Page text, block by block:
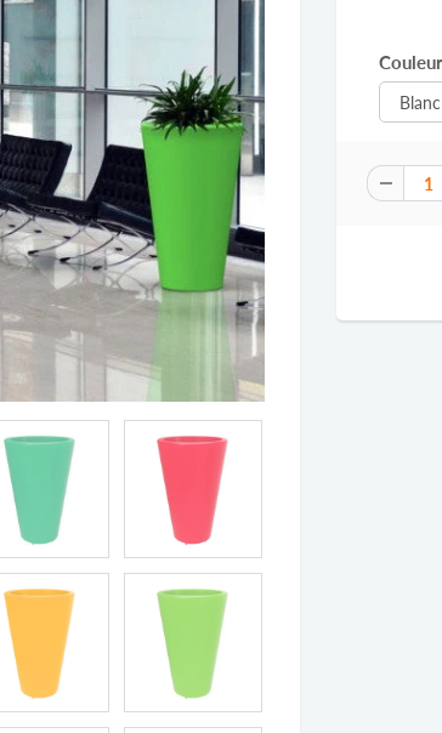
Couleur